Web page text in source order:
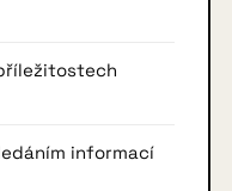
informací